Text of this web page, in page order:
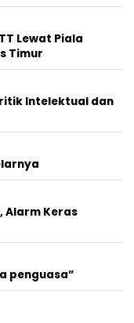
Lewat Piala
Timur
Intelektual dan
Alarm Keras
penguasa”